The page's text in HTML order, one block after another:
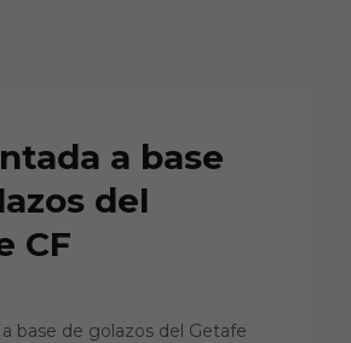
a base
del
CF
base de golazos del Getafe